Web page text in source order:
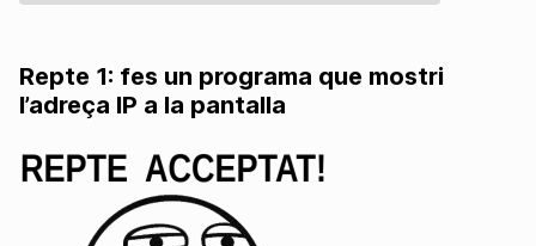
Repte 1: fes un programa que mostri
l’adreça IP a la pantalla